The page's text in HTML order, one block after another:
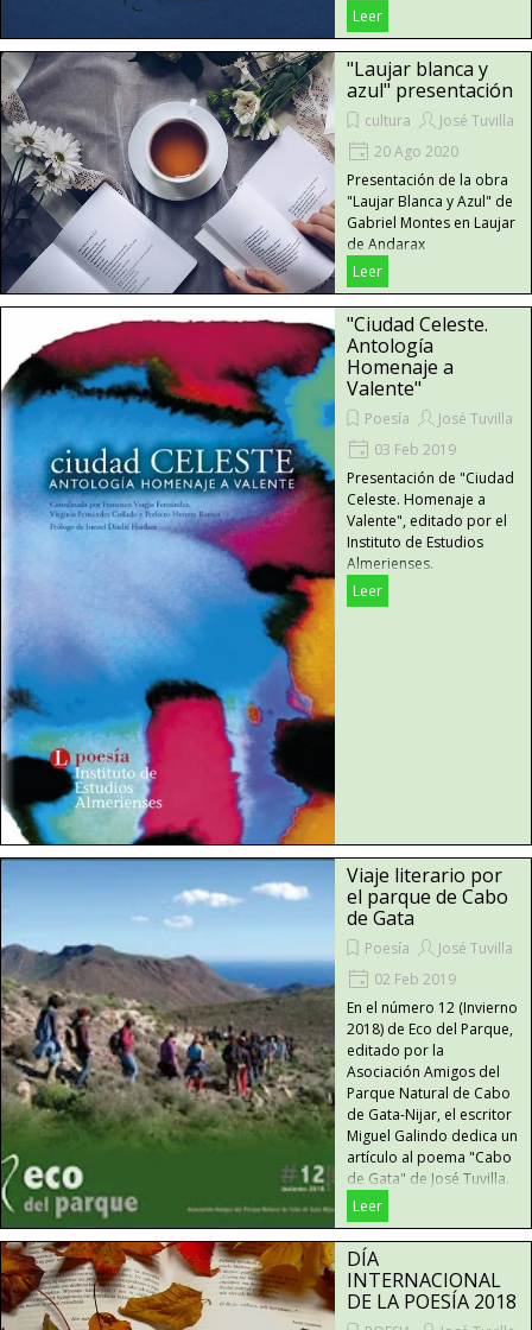
Leer
"Laujar blanca y
azul" presentación
cultura
José Tuvilla
20 Ago 2020
Presentación de la obra
"Laujar Blanca y Azul" de
Gabriel Montes en Laujar
de Andarax
Leer
"Ciudad Celeste.
Antología
Homenaje a
Valente"
Poesía
José Tuvilla
03 Feb 2019
Presentación de "Ciudad
Celeste. Homenaje a
Valente", editado por el
Instituto de Estudios
Almerienses.
Leer
Viaje literario por
el parque de Cabo
de Gata
Poesía
José Tuvilla
02 Feb 2019
En el número 12 (Invierno
2018) de Eco del Parque,
editado por la
Asociación Amigos del
Parque Natural de Cabo
de Gata-Nijar, el escritor
Miguel Galindo dedica un
artículo al poema "Cabo
de Gata" de José Tuvilla.
Leer
DÍA
INTERNACIONAL
DE LA POESÍA 2018